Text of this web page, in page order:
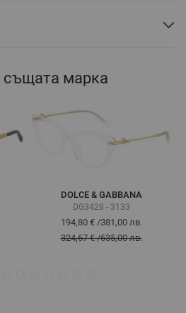
марка
DOLCE & GABBANA
DG3428 - 3133
194,80 €/381,00 лв.
324,67 €/635,00 лв.